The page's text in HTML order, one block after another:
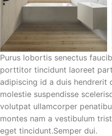
Purus lobortis senectus
porttitor tincidunt laoreet
adipiscing id a duis hendrerit
molestie suspendisse
volutpat ullamcorper
montes nam a vestibulum
eget tincidunt.Semper dui.